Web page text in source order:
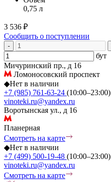
0,75 л
3 536 ₽
Сообщить о поступлении
-
бут
Мичуринский пр., д 16
Ломоносовский проспект
◆Нет в наличии
+7 (985) 761-63-24 (10:00–23:00)
vinoteki.ru@yandex.ru
Воротынская ул., д 16
Планерная
Смотреть на карте
◆Нет в наличии
+7 (499) 500-19-48 (10:00–23:00)
vinoteki.ru@yandex.ru
Смотреть на карте